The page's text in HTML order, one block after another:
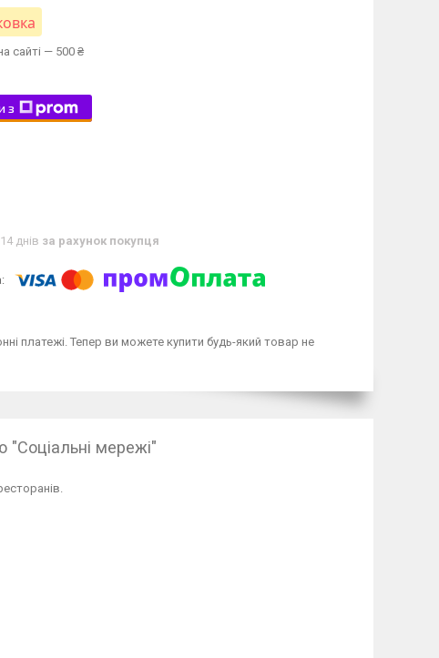
сайті — 500 ₴
з
днів за рахунок покупця
платежі. Тепер ви можете купити будь-який товар не
"Соціальні мережі"